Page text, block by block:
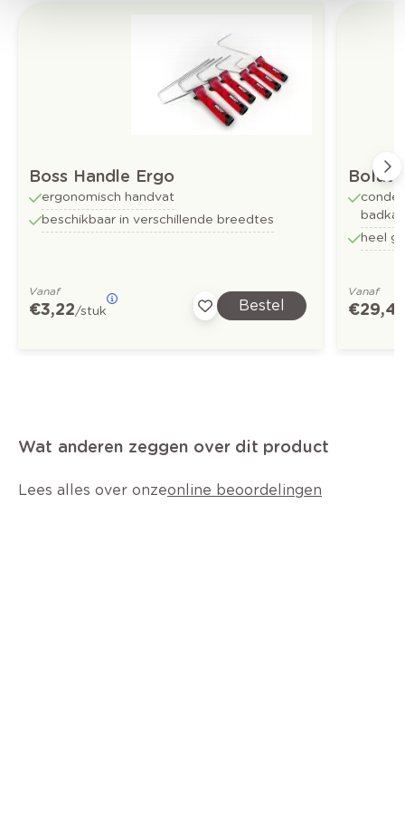
Boss Handle Ergo
ergonomisch handvat
beschikbaar in verschillende breedtes
Vanaf
€ 3,22/stuk Bestel
heel
Vanaf
€
Wat anderen zeggen over dit product
Lees alles over onzeonline beoordelingen